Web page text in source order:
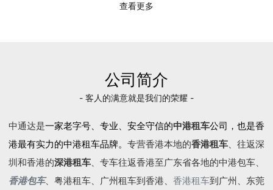
查看更多
公司简介
- 客人的满意就是我们的荣耀 -
中通达是一家老字号、专业、安全守信的中港租车公司，也是香
港最有实力的中港租车品牌。 专营香港本地的香港租车、往返深
圳和香港的深港租车、专车往返香港至广东省各地的中港包车、
香港包车、 粤港租车、广州租车到香港、 香港租车到广州、东莞